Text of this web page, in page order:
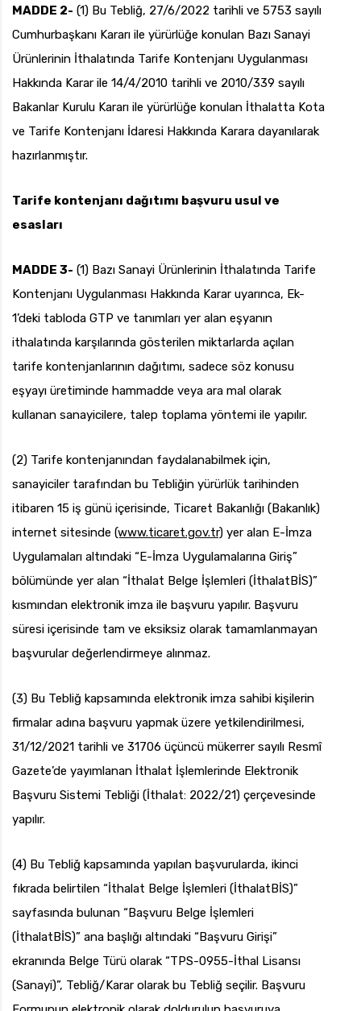
MADDE 2- (1) Bu Tebliğ, 27/6/2022 tarihli ve 5753 sayılı
Cumhurbaşkanı Kararı ile yürürlüğe konulan Bazı Sanayi
Ürünlerinin İthalatında Tarife Kontenjanı Uygulanması
Hakkında Karar ile 14/4/2010 tarihli ve 2010/339 sayılı
Bakanlar Kurulu Kararı ile yürürlüğe konulan İthalatta Kota
ve Tarife Kontenjanı İdaresi Hakkında Karara dayanılarak
hazırlanmıştır.
Tarife kontenjanı dağıtımı başvuru usul ve
esasları
MADDE 3- (1) Bazı Sanayi Ürünlerinin İthalatında Tarife
Kontenjanı Uygulanması Hakkında Karar uyarınca, Ek-
1’deki tabloda GTP ve tanımları yer alan eşyanın
ithalatında karşılarında gösterilen miktarlarda açılan
tarife kontenjanlarının dağıtımı, sadece söz konusu
eşyayı üretiminde hammadde veya ara mal olarak
kullanan sanayicilere, talep toplama yöntemi ile yapılır.
(2) Tarife kontenjanından faydalanabilmek için,
sanayiciler tarafından bu Tebliğin yürürlük tarihinden
itibaren 15 iş günü içerisinde, Ticaret Bakanlığı (Bakanlık)
internet sitesinde (www.ticaret.gov.tr) yer alan E-İmza
Uygulamaları altındaki “E-İmza Uygulamalarına Giriş”
bölümünde yer alan “İthalat Belge İşlemleri (İthalatBİS)”
kısmından elektronik imza ile başvuru yapılır. Başvuru
süresi içerisinde tam ve eksiksiz olarak tamamlanmayan
başvurular değerlendirmeye alınmaz.
(3) Bu Tebliğ kapsamında elektronik imza sahibi kişilerin
firmalar adına başvuru yapmak üzere yetkilendirilmesi,
31/12/2021 tarihli ve 31706 üçüncü mükerrer sayılı Resmî
Gazete’de yayımlanan İthalat İşlemlerinde Elektronik
Başvuru Sistemi Tebliği (İthalat: 2022/21) çerçevesinde
yapılır.
(4) Bu Tebliğ kapsamında yapılan başvurularda, ikinci
fıkrada belirtilen “İthalat Belge İşlemleri (İthalatBİS)”
sayfasında bulunan “Başvuru Belge İşlemleri
(İthalatBİS)” ana başlığı altındaki “Başvuru Girişi”
ekranında Belge Türü olarak “TPS-0955-İthal Lisansı
(Sanayi)”, Tebliğ/Karar olarak bu Tebliğ seçilir. Başvuru